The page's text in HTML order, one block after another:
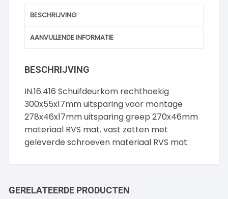
BESCHRIJVING
AANVULLENDE INFORMATIE
BESCHRIJVING
IN.16.416 Schuifdeurkom rechthoekig
300x55x17mm uitsparing voor montage
278x46x17mm uitsparing greep 270x46mm
materiaal RVS mat. vast zetten met
geleverde schroeven materiaal RVS mat.
GERELATEERDE PRODUCTEN